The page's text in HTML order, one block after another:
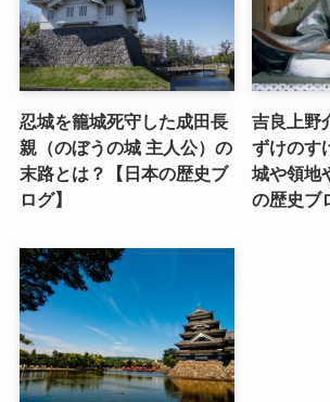
忍城を籠城死守した成田長
親（のぼうの城 主人公）の
末路とは？【日本の歴史ブ
ログ】
吉良上野
ずけのす
城や領地
の歴史ブ